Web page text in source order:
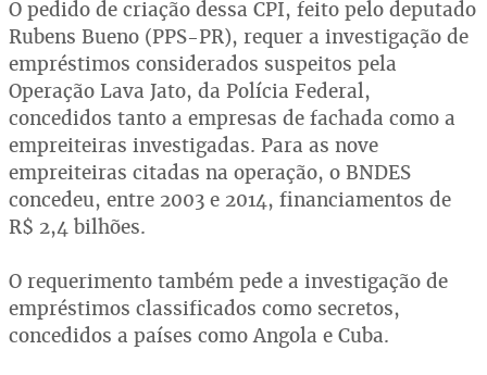
O pedido de criação dessa CPI, feito pelo deputado
Rubens Bueno (PPS-PR), requer a investigação de
empréstimos considerados suspeitos pela
Operação Lava Jato, da Polícia Federal,
concedidos tanto a empresas de fachada como a
empreiteiras investigadas. Para as nove
empreiteiras citadas na operação, o BNDES
concedeu, entre 2003 e 2014, financiamentos de
R$ 2,4 bilhões.
O requerimento também pede a investigação de
empréstimos classificados como secretos,
concedidos a países como Angola e Cuba.